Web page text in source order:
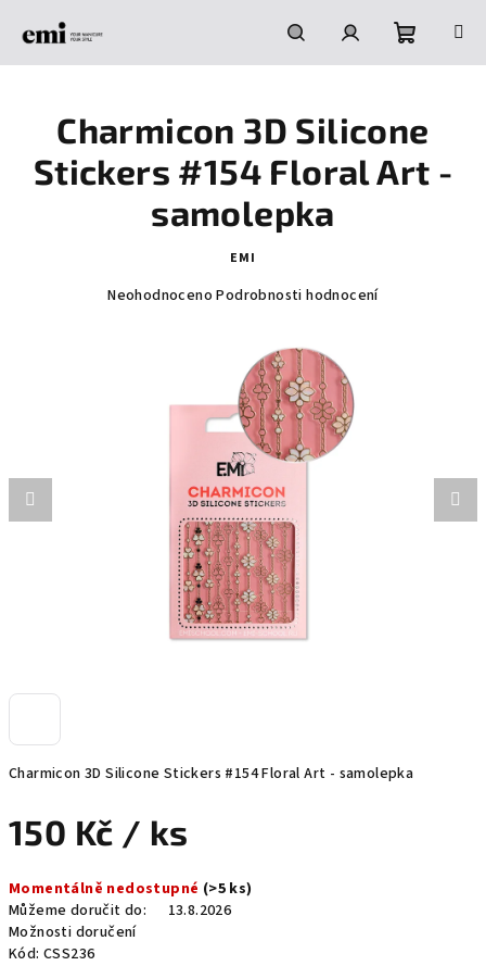
HledatPřihlášeníNákupní
košík
Charmicon 3D Silicone Stickers #154 Floral Art - samolepka
150 Kč / ks
cena:
Momentálně nedostupné (>5 ks)
Můžeme doručit do:
13.8.2026
Možnosti doručení
Kód: CSS236
Charmicon 3D Silicone
Stickers #154 Floral Art -
samolepka
EMI
Průměrné
Neohodnoceno Podrobnosti hodnocení